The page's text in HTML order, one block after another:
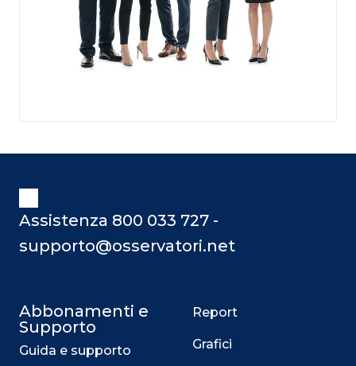
Assistenza 800 033 727 -
supporto@osservatori.net
Abbonamenti e
Supporto
Guida e supporto
Report
Grafici